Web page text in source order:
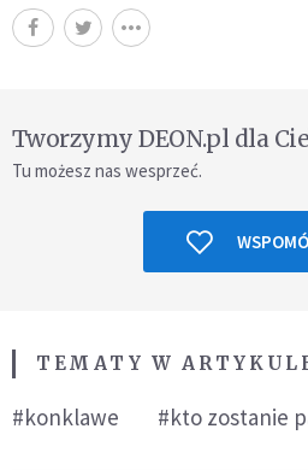
Tworzymy DEON.pl dla
Tu możesz nas wesprzeć.
TEMATY W
#konklawe #kto zostanie